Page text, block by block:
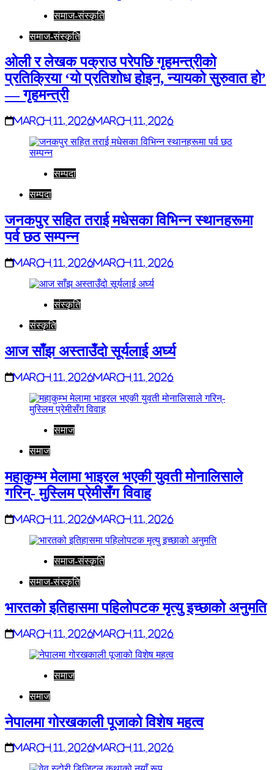
समाज-संस्कृति
समाज-संस्कृति
ओली र लेखक पक्राउ परेपछि गृहमन्त्रीको
प्रतिक्रिया ‘यो प्रतिशोध होइन, न्यायको सुरुवात हो’
— गृहमन्त्री
March 11, 2026March 11, 2026
सम्पदा
सम्पदा
जनकपुर सहित तराई मधेसका विभिन्न स्थानहरूमा
पर्व छठ सम्पन्न
March 11, 2026March 11, 2026
संस्कृति
संस्कृति
आज साँझ अस्ताउँदो सूर्यलाई अर्घ्य
March 11, 2026March 11, 2026
समाज
समाज
महाकुम्भ मेलामा भाइरल भएकी युवती मोनालिसाले
गरिन्- मुस्लिम प्रेमीसँग विवाह
March 11, 2026March 11, 2026
समाज-संस्कृति
समाज-संस्कृति
भारतको इतिहासमा पहिलोपटक मृत्यु इच्छाको अनुमति
March 11, 2026March 11, 2026
समाज
समाज
नेपालमा गोरखकाली पूजाको विशेष महत्व
March 11, 2026March 11, 2026